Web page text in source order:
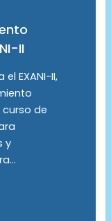
II
EXANI-II,
curso de
y